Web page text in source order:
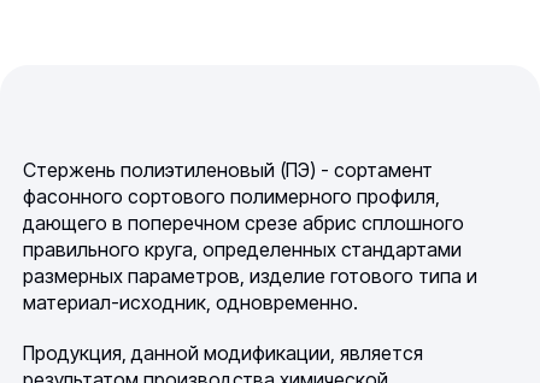
Стержень полиэтиленовый (ПЭ) - сортамент
фасонного сортового полимерного профиля,
дающего в поперечном срезе абрис сплошного
правильного круга, определенных стандартами
размерных параметров, изделие готового типа и
материал-исходник, одновременно.
Продукция, данной модификации, является